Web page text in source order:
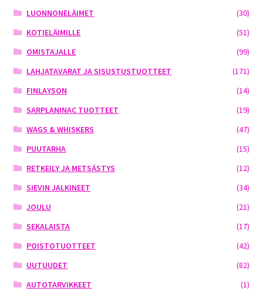
LUONNONELÄIMET
(30)
KOTIELÄIMILLE
(51)
OMISTAJALLE
(99)
LAHJATAVARAT JA SISUSTUSTUOTTEET
(171)
FINLAYSON
(14)
SARPLANINAC TUOTTEET
(19)
WAGS & WHISKERS
(47)
PUUTARHA
(15)
RETKEILY JA METSÄSTYS
(12)
SIEVIN JALKINEET
(34)
JOULU
(21)
SEKALAISTA
(17)
POISTOTUOTTEET
(42)
UUTUUDET
(82)
AUTOTARVIKKEET
(1)